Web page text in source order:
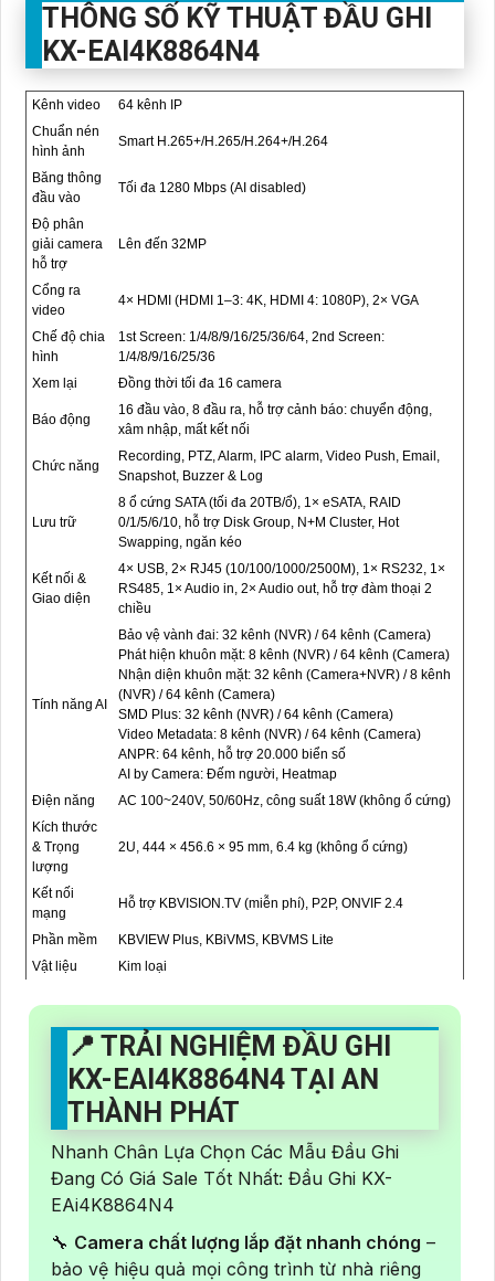
THÔNG SỐ KỸ THUẬT ĐẦU GHI
KX-EAI4K8864N4
Kênh video
64 kênh IP
Chuẩn nén
hình ảnh
Smart H.265+/H.265/H.264+/H.264
Băng thông
đầu vào
Tối đa 1280 Mbps (AI disabled)
Độ phân
giải camera
hỗ trợ
Lên đến 32MP
Cổng ra
video
4× HDMI (HDMI 1–3: 4K, HDMI 4: 1080P), 2× VGA
Chế độ chia
hình
1st Screen: 1/4/8/9/16/25/36/64, 2nd Screen:
1/4/8/9/16/25/36
Xem lại
Đồng thời tối đa 16 camera
Báo động
16 đầu vào, 8 đầu ra, hỗ trợ cảnh báo: chuyển động,
xâm nhập, mất kết nối
Chức năng
Recording, PTZ, Alarm, IPC alarm, Video Push, Email,
Snapshot, Buzzer & Log
Lưu trữ
8 ổ cứng SATA (tối đa 20TB/ổ), 1× eSATA, RAID
0/1/5/6/10, hỗ trợ Disk Group, N+M Cluster, Hot
Swapping, ngăn kéo
Kết nối &
Giao diện
4× USB, 2× RJ45 (10/100/1000/2500M), 1× RS232, 1×
RS485, 1× Audio in, 2× Audio out, hỗ trợ đàm thoại 2
chiều
Tính năng AI
Bảo vệ vành đai: 32 kênh (NVR) / 64 kênh (Camera)
Phát hiện khuôn mặt: 8 kênh (NVR) / 64 kênh (Camera)
Nhận diện khuôn mặt: 32 kênh (Camera+NVR) / 8 kênh
(NVR) / 64 kênh (Camera)
SMD Plus: 32 kênh (NVR) / 64 kênh (Camera)
Video Metadata: 8 kênh (NVR) / 64 kênh (Camera)
ANPR: 64 kênh, hỗ trợ 20.000 biển số
AI by Camera: Đếm người, Heatmap
Điện năng
AC 100~240V, 50/60Hz, công suất 18W (không ổ cứng)
Kích thước
& Trọng
lượng
2U, 444 × 456.6 × 95 mm, 6.4 kg (không ổ cứng)
Kết nối
mạng
Hỗ trợ KBVISION.TV (miễn phí), P2P, ONVIF 2.4
Phần mềm
KBVIEW Plus, KBiVMS, KBVMS Lite
Vật liệu
Kim loại
📍 TRẢI NGHIỆM ĐẦU GHI
KX-EAI4K8864N4 TẠI AN
THÀNH PHÁT
Nhanh Chân Lựa Chọn Các Mẫu Đầu Ghi
Đang Có Giá Sale Tốt Nhất: Đầu Ghi KX-
EAi4K8864N4
🔧 Camera chất lượng lắp đặt nhanh chóng –
bảo vệ hiệu quả mọi công trình từ nhà riêng